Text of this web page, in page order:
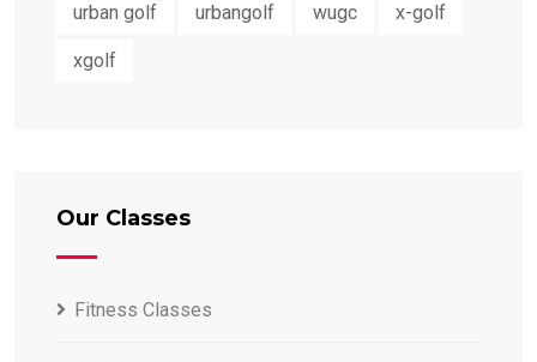
urban golf urbangolf wugc x-golf
xgolf
Our Classes
Fitness Classes